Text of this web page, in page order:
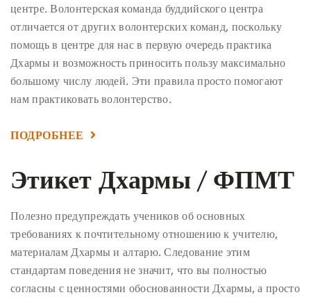
центре. Волонтерская команда буддийского центра
отличается от других волонтерских команд, поскольку
помощь в центре для нас в первую очередь практика
Дхармы и возможность приносить пользу максимально
большому числу людей. Эти правила просто помогают
нам практиковать волонтерство.
ПОДРОБНЕЕ
Этикет Дхармы / ФПМТ
Полезно предупреждать учеников об основных
требованиях к почтительному отношению к учителю,
материалам Дхармы и алтарю. Следование этим
стандартам поведения не значит, что вы полностью
согласны с ценностями обоснованности Дхармы, а просто